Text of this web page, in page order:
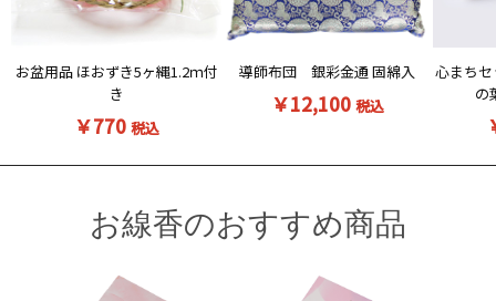
お盆用品 ほおずき5ヶ縄1.2ｍ付
き
￥770 税込
導師布団 銀彩金通 固綿入
￥12,100 税込
心まち
の
お線香のおすすめ商品